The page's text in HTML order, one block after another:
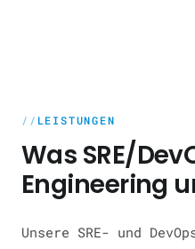
LEISTUNGEN
Was SRE/
Engineering
Unsere SRE- und